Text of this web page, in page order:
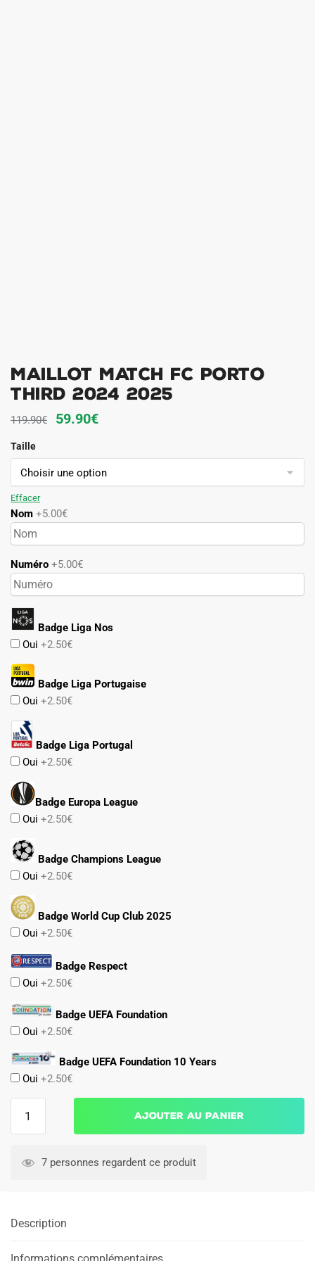
Maillot Match FC Porto
Third 2024 2025
119.90€
Le
initial
était :
59.90€Le
actuel
est :
Taille
Effacer
Nom +5.00€
Numéro +5.00€
Badge Liga Nos
Oui +2.50€
Badge Liga Portugaise
Oui +2.50€
Badge Liga Portugal
Oui +2.50€
Badge Europa League
Oui +2.50€
Badge Champions League
Oui +2.50€
Badge World Cup Club 2025
Oui +2.50€
Badge Respect
Oui +2.50€
Badge UEFA Foundation
Oui +2.50€
Badge UEFA Foundation 10 Years
Oui +2.50€
Match
2024
Ajouter au panier
7 personnes regardent ce produit
Description
Informations complémentaires